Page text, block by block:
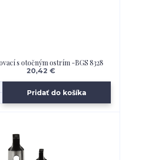
s otočným ostrím -BGS 8328
20,42 €
Pridať do košíka